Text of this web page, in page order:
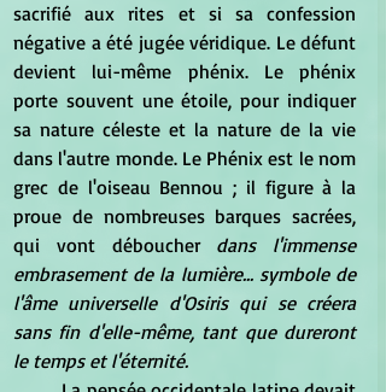
sacrifié aux rites et si sa confession
négative a été jugée véridique. Le défunt
devient lui-même phénix. Le phénix
porte souvent une étoile, pour indiquer
sa nature céleste et la nature de la vie
dans l'autre monde. Le Phénix est le nom
grec de l'oiseau Bennou ; il figure à la
proue de nombreuses barques sacrées,
qui vont déboucher dans l'immense
embrasement de la lumière... symbole de
l'âme universelle d'Osiris qui se créera
sans fin d'elle-même, tant que dureront
le temps et l'éternité.